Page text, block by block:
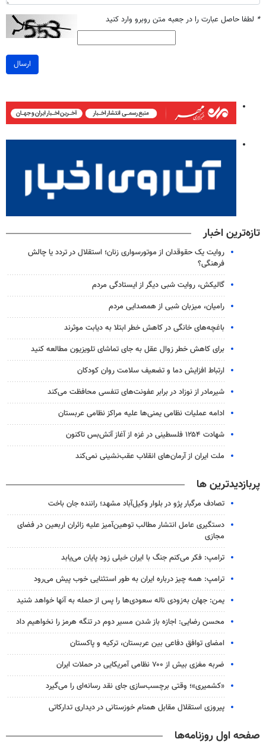
* لطفا حاصل عبارت را در جعبه متن روبرو وارد کنید
ارسال
تازه‌ترین اخبار
روایت یک حقوقدان از موتورسواری زنان؛ استقلال در تردد یا چالش
فرهنگی؟
گالیکش، روایت شبی دیگر از ایستادگی مردم
رامیان، میزبان شبی از همصدایی مردم
باغچه‌های خانگی در کاهش خطر ابتلا به دیابت موثرند
برای کاهش خطر زوال عقل به جای تماشای تلویزیون مطالعه کنید
ارتباط افزایش دما و تضعیف سلامت روان کودکان
شیرمادر از نوزاد در برابر عفونت‌های تنفسی محافظت می‌کند
ادامه عملیات نظامی یمنی‌ها علیه مراکز نظامی عربستان
شهادت ۱۲۵۴ فلسطینی در غزه از آغاز آتش‌بس تاکنون
ملت ایران از آرمان‌های انقلاب عقب‌نشینی نمی‌کند
پربازدیدترین ها
تصادف مرگبار پژو در بلوار وکیل‌آباد مشهد؛ راننده جان باخت
دستگیری عامل انتشار مطالب توهین‌آمیز علیه زائران اربعین در فضای
مجازی
ترامپ: فکر می‌کنم جنگ با ایران خیلی زود پایان می‌یابد
ترامپ: همه چیز درباره ایران به طور استثنایی خوب پیش می‌رود
یمن: جهان به‌زودی ناله سعودی‌ها را پس از حمله به آنها خواهد شنید
محسن رضایی: اجازه باز شدن مسیر دوم در تنگه هرمز را نخواهیم داد
امضای توافق دفاعی بین عربستان، ترکیه و پاکستان
ضربه مغزی بیش از ۷۰۰ نظامی آمریکایی در حملات ایران
«کشمیری»؛ وقتی برچسب‌سازی جای نقد رسانه‌ای را می‌گیرد
پیروزی استقلال مقابل همنام خوزستانی در دیداری تدارکاتی
صفحه اول روزنامه‌ها